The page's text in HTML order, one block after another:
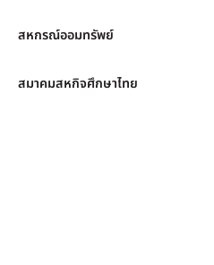
สหกรณ์ออมทรัพย์
สมาคมสหกิจศึกษาไทย